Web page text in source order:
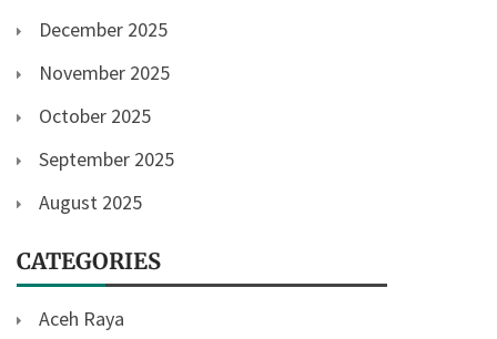
December 2025
November 2025
October 2025
September 2025
August 2025
CATEGORIES
Aceh Raya